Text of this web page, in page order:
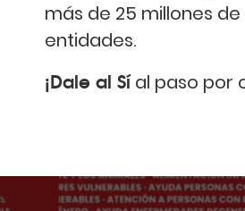
más de 25 millones
entidades.
¡Dale al Síal paso por